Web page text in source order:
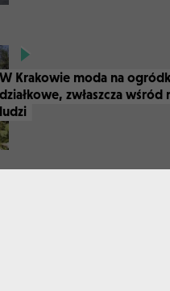
W Krakowie moda na
działkowe, zwłaszcza wśród
ludzi